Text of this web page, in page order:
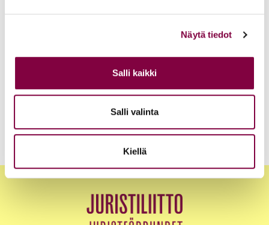
Näytä tiedot
Salli kaikki
Salli valinta
Kiellä